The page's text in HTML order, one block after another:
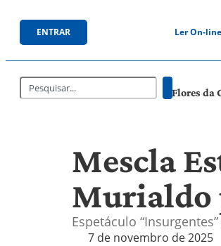
ENTRAR Ler On-line
Flores da
Mescla
Murialdo
Espetáculo
7 de novembro de 2025